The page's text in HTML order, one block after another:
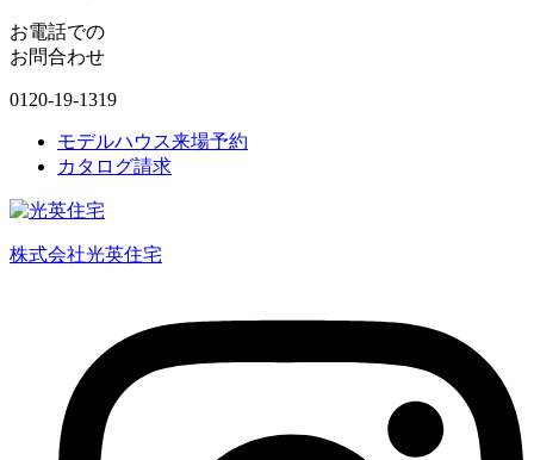
お電話での
お問合わせ
0120-19-1319
モデルハウス来場予約
カタログ請求
株式会社光英住宅